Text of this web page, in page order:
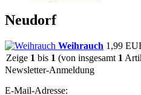
Neudorf
Weihrauch 1,99
Zeige 1 bis 1 (von insgesamt 1
Newsletter-Anmeldung
E-Mail-Adresse: